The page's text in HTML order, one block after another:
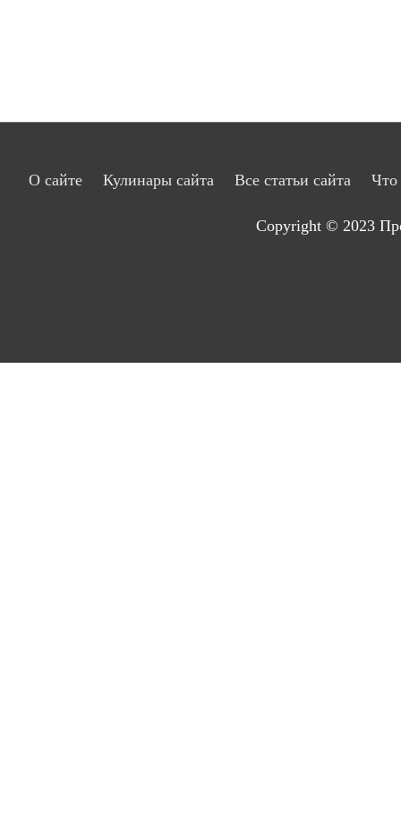
О сайте Кулинары сайта Все статьи сайта Что
Copyright © 2023